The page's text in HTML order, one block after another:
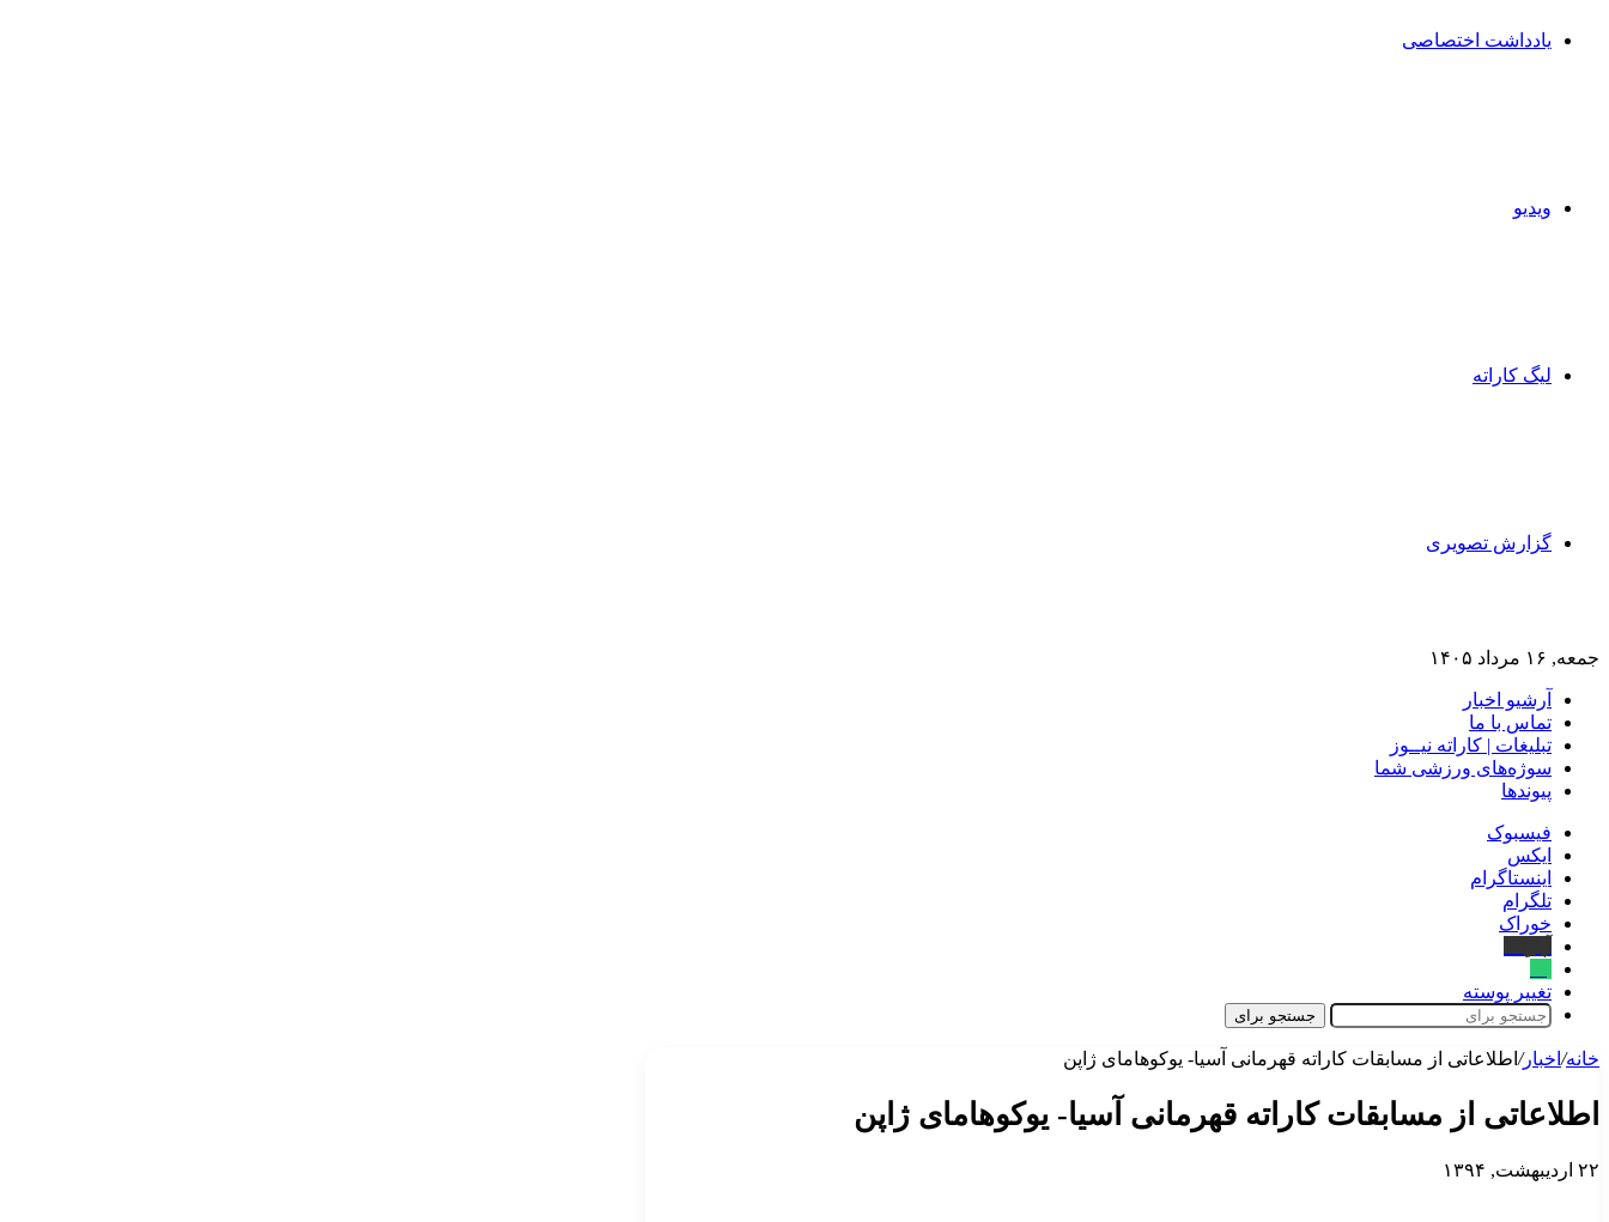
یادداشت اختصاصی
ویدیو
لیگ کاراته
گزارش تصویری
جمعه, ۱۶ مرداد ۱۴۰۵
آرشیو اخبار
تماس‌ با‌ ما
تبلیغات | کاراته نیــوز
سوژه‌های ورزشی شما
پیوندها
فیسبوک
ایکس
اینستاگرام
تلگرام
خوراک
تغییر پوسته
جستجو برای
خانه/ اخبار/ اطلاعاتی از مسابقات کاراته قهرمانی آسیا- یوکوهامای ژاپن
اطلاعاتی از مسابقات کاراته قهرمانی آسیا- یوکوهامای ژاپن
۲۲ اردیبهشت, ۱۳۹۴